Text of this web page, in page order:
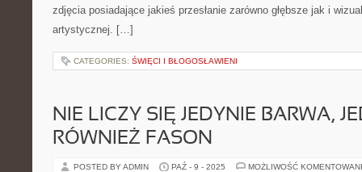
zdjęcia posiadające jakieś przesłanie zarówno głębsze jak i
artystycznej. […]
CATEGORIES: ŚWIĘCI I BŁOGOSŁAWIENI
NIE LICZY SIĘ JEDYNIE BARWA,
RÓWNIEŻ FASON
POSTED BY ADMIN PAŹ - 9 - 2025 MOŻLIWOŚĆ